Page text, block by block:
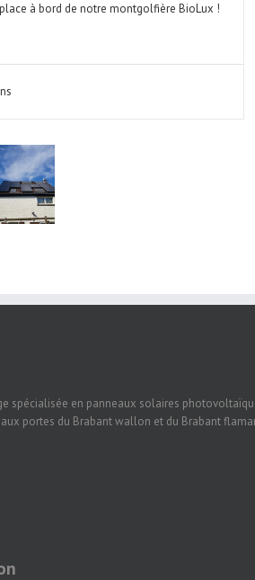
à bord de notre montgolfière BioLux !
spécialisée en panneaux solaires
portes du Brabant wallon et du Brabant